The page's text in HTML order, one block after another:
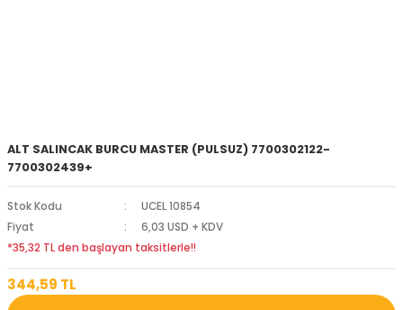
ALT SALINCAK BURCU MASTER (PULSUZ) 7700302122-
7700302439+
Stok Kodu
UCEL 10854
Fiyat
6,03 USD + KDV
*35,32 TL den başlayan taksitlerle!!
344,59 TL